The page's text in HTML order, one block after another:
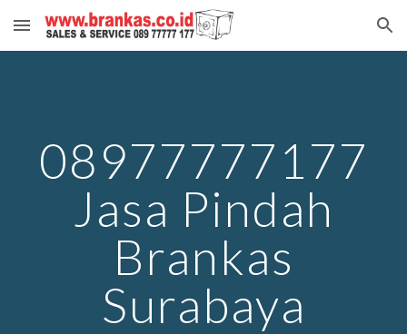
Skip to main content Skip to navigation
08977777177
Jasa Pindah
Brankas
Surabaya